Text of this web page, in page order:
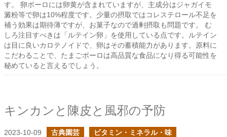
す。 卵ボーロには卵黄が含まれていますが、主成分はジャガイモ
澱粉等で卵は10%程度です。少量の摂取ではコレステロール不足を
補う効果は期待薄ですが、お菓子なので過剰摂取も問題です。 む
しろ注目すべきは「ルテイン卵」を使用している点です。ルテイン
は目に良いカロテノイドで、卵はその蓄積能力があります。原料に
こだわることで、たまごボーロは高品質な食品になり得る可能性を
秘めていると言えるでしょう。
キンカンと陳皮と風邪の予防
2023-10-09 古典園芸 ビタミン・ミネラル・味